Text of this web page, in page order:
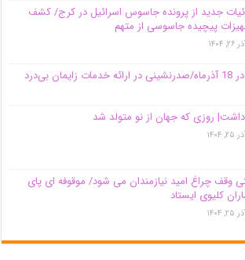
جدید از پرونده جاسوس اسرائیل در کرج/‌ کشف
پیچیده جاسوسی از متهم
۲۶, ۱۴۰۴
بی‌درد
روزی که جهان از نو متولد شد
۱۴۰۴
وقف چراغ امید نیازمندان می شود/ موقوفه ای پای
کلیوی ایستاد
۱۴۰۴